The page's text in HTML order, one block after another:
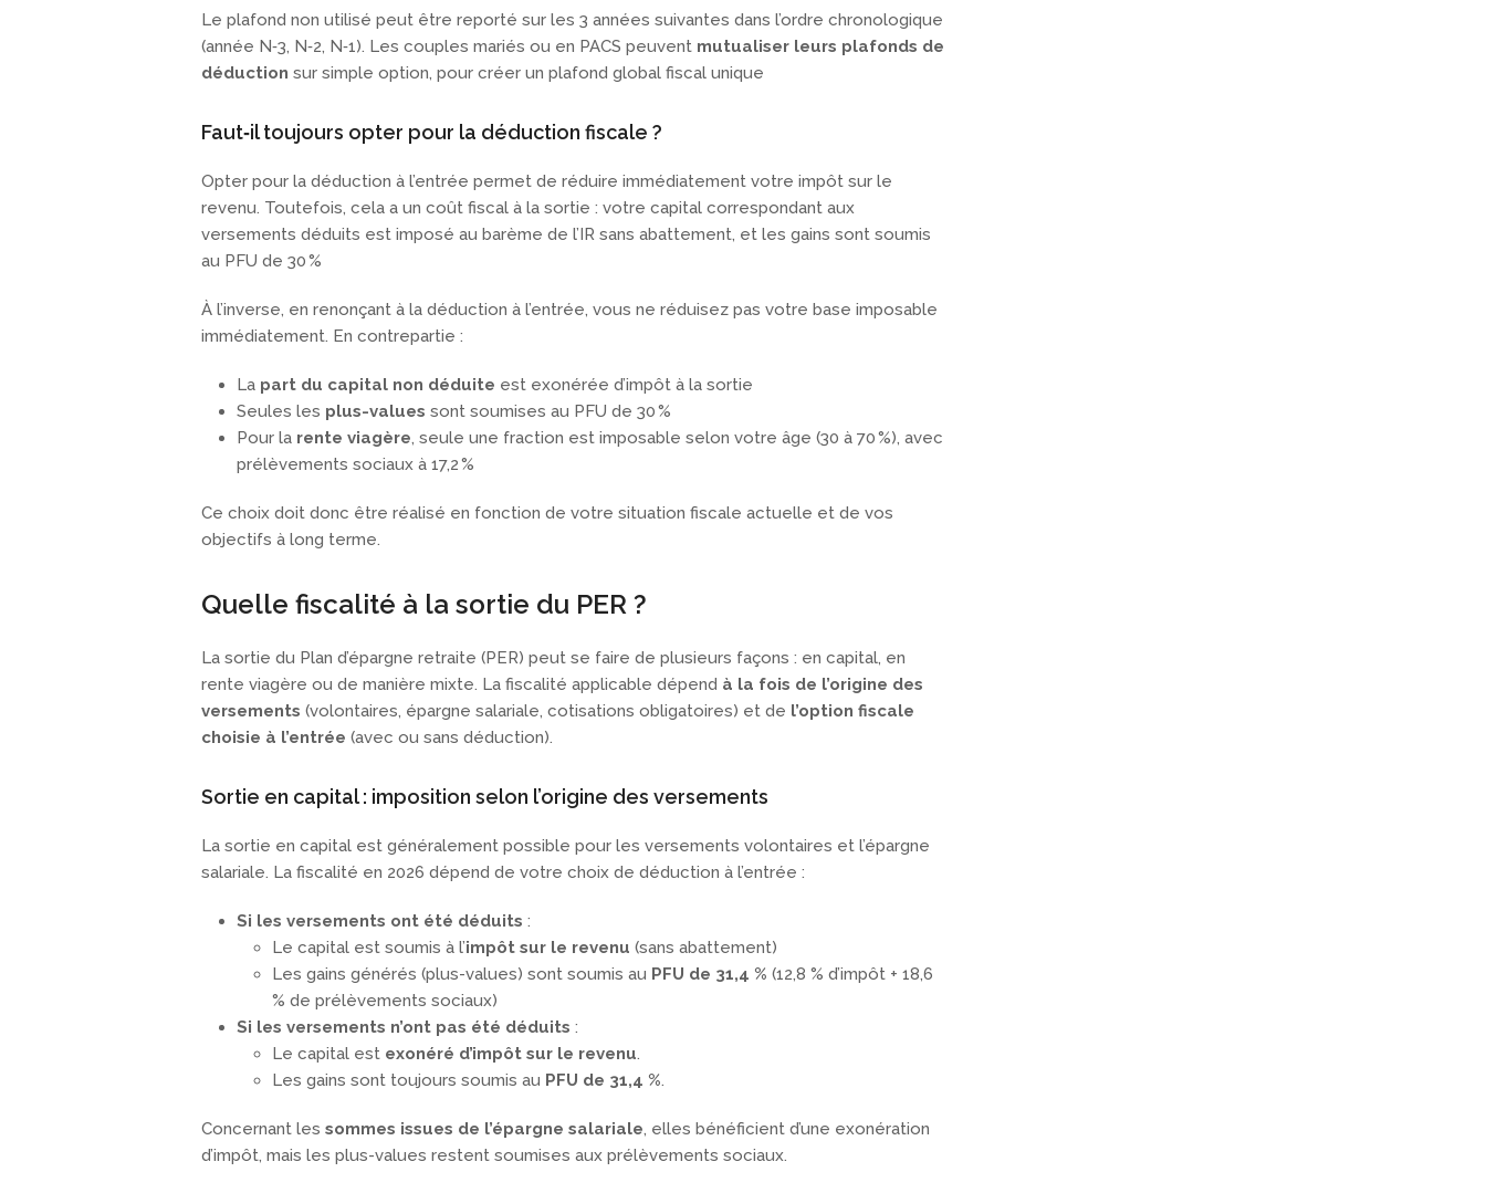
Le plafond non utilisé peut être reporté sur les 3 années suivantes dans l’ordre chronologique
(année N‑3, N‑2, N‑1). Les couples mariés ou en PACS peuvent mutualiser leurs plafonds de
déduction sur simple option, pour créer un plafond global fiscal unique
Faut‑il toujours opter pour la déduction fiscale ?
Opter pour la déduction à l’entrée permet de réduire immédiatement votre impôt sur le
revenu. Toutefois, cela a un coût fiscal à la sortie : votre capital correspondant aux
versements déduits est imposé au barème de l’IR sans abattement, et les gains sont soumis
au PFU de 30 %
À l’inverse, en renonçant à la déduction à l’entrée, vous ne réduisez pas votre base imposable
immédiatement. En contrepartie :
La part du capital non déduite est exonérée d’impôt à la sortie
Seules les plus-values sont soumises au PFU de 30 %
Pour la rente viagère, seule une fraction est imposable selon votre âge (30 à 70 %), avec
prélèvements sociaux à 17,2 %
Ce choix doit donc être réalisé en fonction de votre situation fiscale actuelle et de vos
objectifs à long terme.
Quelle fiscalité à la sortie du PER ?
La sortie du Plan d’épargne retraite (PER) peut se faire de plusieurs façons : en capital, en
rente viagère ou de manière mixte. La fiscalité applicable dépend à la fois de l’origine des
versements (volontaires, épargne salariale, cotisations obligatoires) et de l’option fiscale
choisie à l’entrée (avec ou sans déduction).
Sortie en capital : imposition selon l’origine des versements
La sortie en capital est généralement possible pour les versements volontaires et l’épargne
salariale. La fiscalité en 2026 dépend de votre choix de déduction à l’entrée :
Si les versements ont été déduits :
Le capital est soumis à l’impôt sur le revenu (sans abattement)
Les gains générés (plus-values) sont soumis au PFU de 31,4 % (12,8 % d’impôt + 18,6
% de prélèvements sociaux)
Si les versements n’ont pas été déduits :
Le capital est exonéré d’impôt sur le revenu.
Les gains sont toujours soumis au PFU de 31,4 %.
Concernant les sommes issues de l’épargne salariale, elles bénéficient d’une exonération
d’impôt, mais les plus-values restent soumises aux prélèvements sociaux.